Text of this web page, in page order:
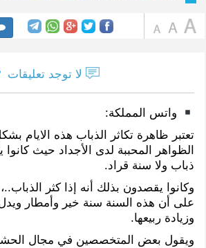
لا توجد تعليقات
واتس المملكة:
تعتبر ظاهرة تكاثر الذباب هذه الايام
الظواهر المحببة لدى الأجداد حيث كانوا
ذباب ولا سنة قراد.
وكانوا يقصدون بذلك أنه إذا كثر الذباب..،
على أن هذه السنة سنة خير وأمطار
وزيادة ربيعها.
ويقول بعض المتخصصين في مجال